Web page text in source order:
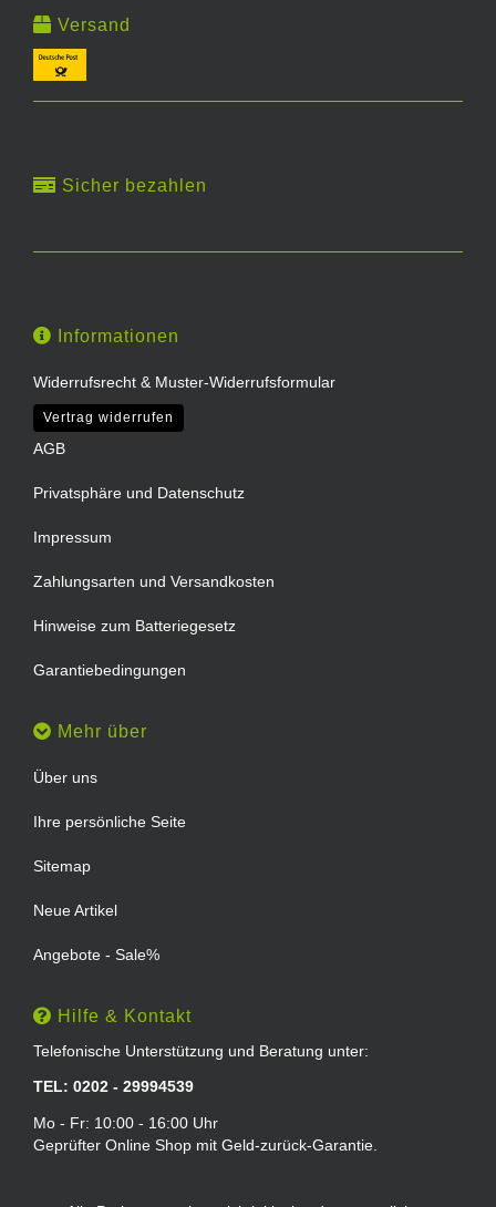
Versand
Sicher bezahlen
Informationen
Widerrufsrecht & Muster-Widerrufsformular
Vertrag widerrufen
AGB
Privatsphäre und Datenschutz
Impressum
Zahlungsarten und Versandkosten
Hinweise zum Batteriegesetz
Garantiebedingungen
Mehr über
Über uns
Ihre persönliche Seite
Sitemap
Neue Artikel
Angebote - Sale%
Hilfe & Kontakt
Telefonische Unterstützung und Beratung unter:
TEL: 0202 - 29994539
Mo - Fr: 10:00 - 16:00 Uhr
Geprüfter Online Shop mit Geld-zurück-Garantie.